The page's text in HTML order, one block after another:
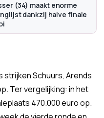
(34) maakt enorme
dankzij halve finale
strijken Schuurs, Arends
Ter vergelijking: in het
470.000 euro op.